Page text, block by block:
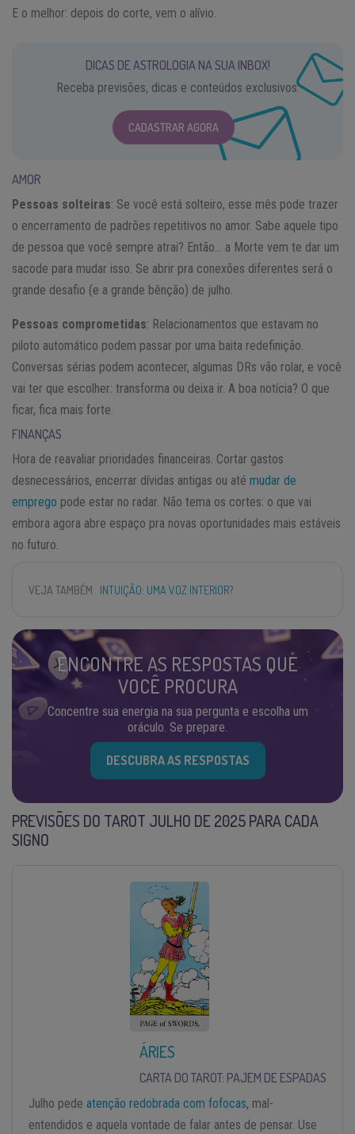
E o melhor: depois do corte, vem o alívio.
DICAS DE ASTROLOGIA NA SUA INBOX!
Receba previsões, dicas e conteúdos exclusivos.
CADASTRAR AGORA
AMOR
Pessoas solteiras: Se você está solteiro, esse mês pode trazer
o encerramento de padrões repetitivos no amor. Sabe aquele tipo
de pessoa que você sempre atrai? Então… a Morte vem te dar um
sacode para mudar isso. Se abrir pra conexões diferentes será o
grande desafio (e a grande bênção) de julho.
Pessoas comprometidas: Relacionamentos que estavam no
piloto automático podem passar por uma baita redefinição.
Conversas sérias podem acontecer, algumas DRs vão rolar, e você
vai ter que escolher: transforma ou deixa ir. A boa notícia? O que
ficar, fica mais forte.
FINANÇAS
Hora de reavaliar prioridades financeiras. Cortar gastos
desnecessários, encerrar dívidas antigas ou até mudar de
emprego pode estar no radar. Não tema os cortes: o que vai
embora agora abre espaço pra novas oportunidades mais estáveis
no futuro.
VEJA TAMBÉM INTUIÇÃO: UMA VOZ INTERIOR?
ENCONTRE AS RESPOSTAS QUE
VOCÊ PROCURA
Concentre sua energia na sua pergunta e escolha um
oráculo. Se prepare.
DESCUBRA AS RESPOSTAS
PREVISÕES DO TAROT JULHO DE 2025 PARA CADA
SIGNO
ÁRIES
CARTA DO TAROT: PAJEM DE ESPADAS
Julho pede atenção redobrada com fofocas, mal-
entendidos e aquela vontade de falar antes de pensar. Use